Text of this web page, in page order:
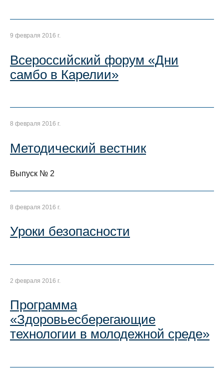
9 февраля 2016 г.
Всероссийский форум «Дни
самбо в Карелии»
8 февраля 2016 г.
Методический вестник
Выпуск № 2
8 февраля 2016 г.
Уроки безопасности
2 февраля 2016 г.
Программа
«Здоровьесберегающие
технологии в молодежной среде»